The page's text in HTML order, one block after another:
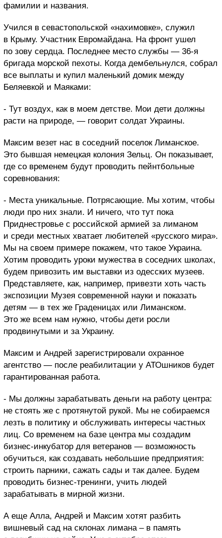
фамилии и названия.
Учился в севастопольской «нахимовке», служил
в Крыму. Участник Евромайдана. На фронт ушел
по зову сердца. Последнее место службы — 36-я
бригада морской пехоты. Когда дембельнулся, собрал
все выплаты и купил маленький домик между
Беляевкой и Маяками:
- Тут воздух, как в моем детстве. Мои дети должны
расти на природе, — говорит солдат Украины.
Максим везет нас в соседний поселок Лиманское.
Это бывшая немецкая колония Зельц. Он показывает,
где со временем будут проводить пейнтбольные
соревнования:
- Места уникальные. Потрясающие. Мы хотим, чтобы
люди про них знали. И ничего, что тут пока
Приднестровье с российской армией за лиманом
и среди местных хватает любителей «русского мира».
Мы на своем примере покажем, что такое Украина.
Хотим проводить уроки мужества в соседних школах,
будем привозить им выставки из одесских музеев.
Представляете, как, например, привезти хоть часть
экспозиции Музея современной науки и показать
детям — в тех же Граденицах или Лиманском.
Это же всем нам нужно, чтобы дети росли
продвинутыми и за Украину.
Максим и Андрей зарегистрировали охранное
агентство — после реабилитации у АТОшников будет
гарантированная работа.
- Мы должны зарабатывать деньги на работу центра:
не стоять же с протянутой рукой. Мы не собираемся
лезть в политику и обслуживать интересы частных
лиц. Со временем на базе центра мы создадим
бизнес-инкубатор для ветеранов — возможность
обучиться, как создавать небольшие предприятия:
строить парники, сажать сады и так далее. Будем
проводить бизнес-тренинги, учить людей
зарабатывать в мирной жизни.
А еще Алла, Андрей и Максим хотят разбить
вишневый сад на склонах лимана – в память